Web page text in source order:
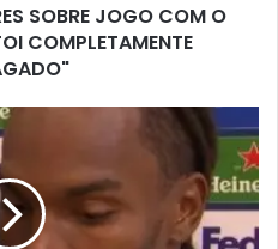
SOBRE JOGO COM O
COMPLETAMENTE